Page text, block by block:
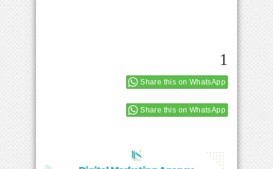
1
Share this on WhatsApp
Share this on WhatsApp